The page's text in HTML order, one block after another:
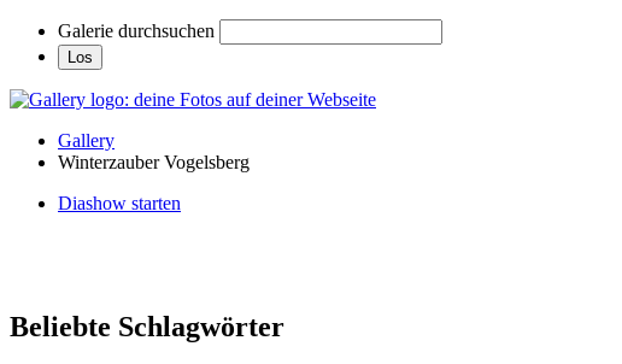
Galerie durchsuchen
Gallery
Winterzauber Vogelsberg
Diashow starten
Beliebte Schlagwörter